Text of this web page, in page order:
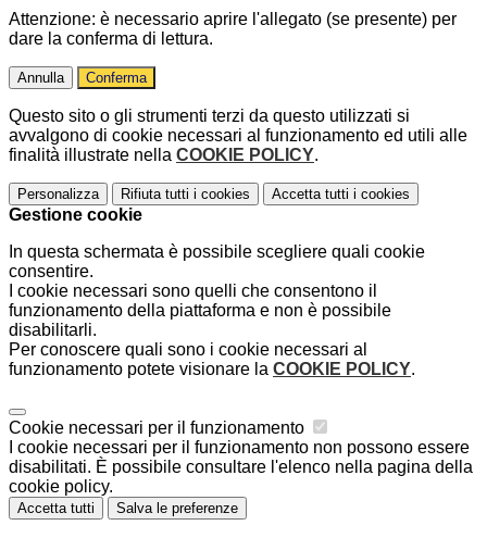
Attenzione: è necessario aprire l'allegato (se presente) per
dare la conferma di lettura.
Annulla Conferma
Questo sito o gli strumenti terzi da questo utilizzati si
avvalgono di cookie necessari al funzionamento ed utili alle
finalità illustrate nella COOKIE POLICY.
Personalizza Rifiuta tutti i cookies Accetta tutti i cookies
Gestione cookie
In questa schermata è possibile scegliere quali cookie
consentire.
I cookie necessari sono quelli che consentono il
funzionamento della piattaforma e non è possibile
disabilitarli.
Per conoscere quali sono i cookie necessari al
funzionamento potete visionare la COOKIE POLICY.
Cookie necessari per il funzionamento
I cookie necessari per il funzionamento non possono essere
disabilitati. È possibile consultare l'elenco nella pagina della
cookie policy.
Accetta tutti Salva le preferenze